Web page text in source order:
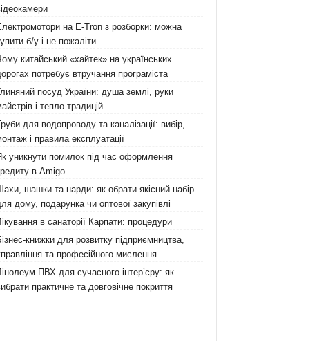
на E-Tron з розборки: можна
б/у і не пожаліти
китайський «хайтек» на українських
потребує втручання програміста
посуд України: душа землі, руки
і тепло традицій
для водопроводу та каналізації: вибір,
і правила експлуатації
уникнути помилок під час оформлення
в Amigo
шашки та нарди: як обрати якісний набір
дому, подарунка чи оптової закупівлі
в санаторії Карпати: процедури
книжки для розвитку підприємництва,
та професійного мислення
ПВХ для сучасного інтер’єру: як
практичне та довговічне покриття